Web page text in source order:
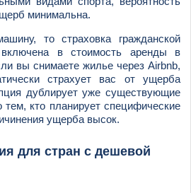
минимальна.
то страховка гражданской
включена в стоимость аренды в
вы снимаете жилье через Airbnb,
страхует вас от ущерба
дублирует уже существующие
кто планирует специфические
ущерба высок.
для стран с дешевой